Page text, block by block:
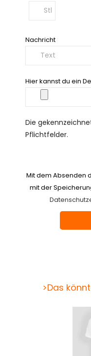
Nachricht
Hier kannst du ein
Die
Pflichtfelder.
Mit dem Absenden
mit der
>Das